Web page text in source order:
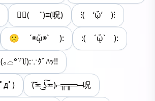
ⓒ⃛( ˙˙)≡(呪) ⁝( ‘ᾥ’ )⁝
🙁 ´◉ᾥ◉` ): :( ´ᾥ` ):
ｸﾞﾊｯ!!
ﾟ) (͠≖ ͜ʖ͠≖)⌐╦╦═─呪